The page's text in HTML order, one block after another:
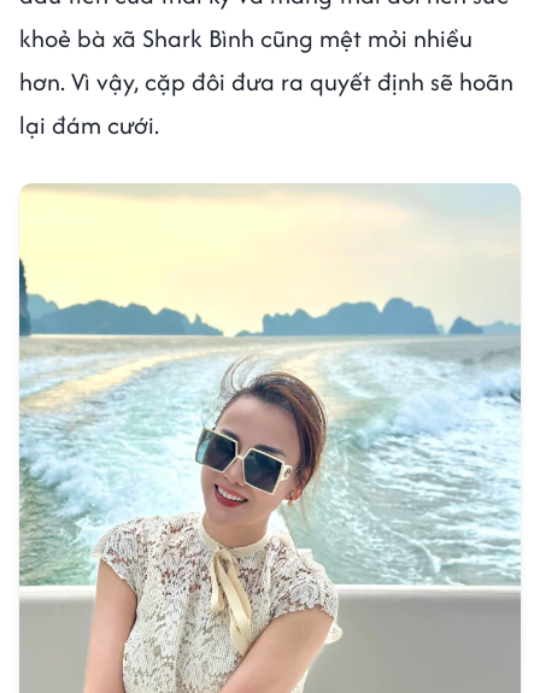
khoẻ bà xã Shark Bình cũng mệt mỏi nhiều
hơn. Vì vậy, cặp đôi đưa ra quyết định sẽ hoãn
lại đám cưới.